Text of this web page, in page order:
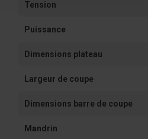
Tension
Puissance
Dimensions plateau
Largeur de coupe
Dimensions barre de coupe
Mandrin